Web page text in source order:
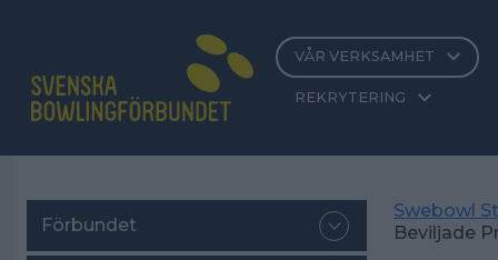
VÅR VERKSAMHET
REKRYTERING
Förbundet
Swebowl
Beviljade